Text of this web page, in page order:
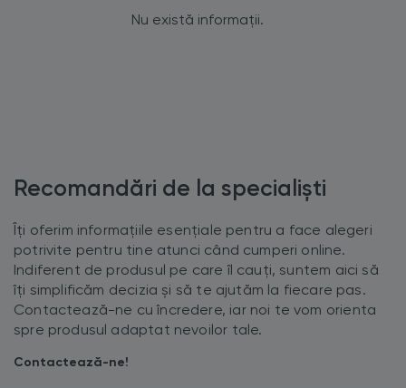
Nu există informații.
Recomandări de la specialiști
Îți oferim informațiile esențiale pentru a face alegeri
potrivite pentru tine atunci când cumperi online.
Indiferent de produsul pe care îl cauți, suntem aici să
îți simplificăm decizia și să te ajutăm la fiecare pas.
Contactează-ne cu încredere, iar noi te vom orienta
spre produsul adaptat nevoilor tale.
Contactează-ne!